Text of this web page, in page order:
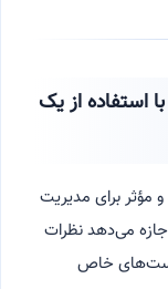
استفاده از یک
مؤثر برای مدیریت
می‌دهد نظرات
پست‌های خاص